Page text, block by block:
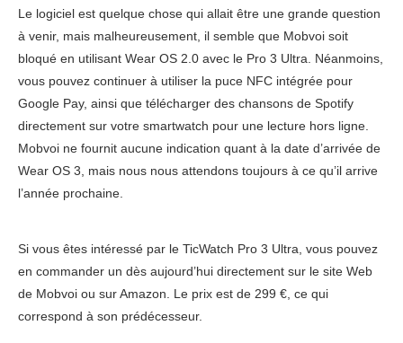
Le logiciel est quelque chose qui allait être une grande question
à venir, mais malheureusement, il semble que Mobvoi soit
bloqué en utilisant Wear OS 2.0 avec le Pro 3 Ultra. Néanmoins,
vous pouvez continuer à utiliser la puce NFC intégrée pour
Google Pay, ainsi que télécharger des chansons de Spotify
directement sur votre smartwatch pour une lecture hors ligne.
Mobvoi ne fournit aucune indication quant à la date d’arrivée de
Wear OS 3, mais nous nous attendons toujours à ce qu’il arrive
l’année prochaine.
Si vous êtes intéressé par le TicWatch Pro 3 Ultra, vous pouvez
en commander un dès aujourd’hui directement sur le site Web
de Mobvoi ou sur Amazon. Le prix est de 299 €, ce qui
correspond à son prédécesseur.